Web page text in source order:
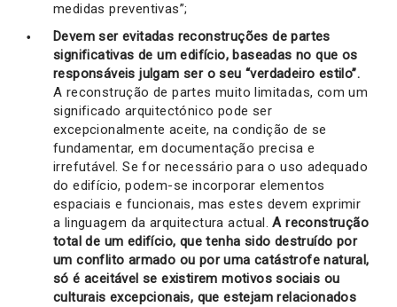
medidas preventivas”;
Devem ser evitadas reconstruções de partes
significativas de um edifício, baseadas no que os
responsáveis julgam ser o seu “verdadeiro estilo”.
A reconstrução de partes muito limitadas, com um
significado arquitectónico pode ser
excepcionalmente aceite, na condição de se
fundamentar, em documentação precisa e
irrefutável. Se for necessário para o uso adequado
do edifício, podem-se incorporar elementos
espaciais e funcionais, mas estes devem exprimir
a linguagem da arquitectura actual.A reconstrução
total de um edifício, que tenha sido destruído por
um conflito armado ou por uma catástrofe natural,
só é aceitável se existirem motivos sociais ou
culturais excepcionais, que estejam relacionados